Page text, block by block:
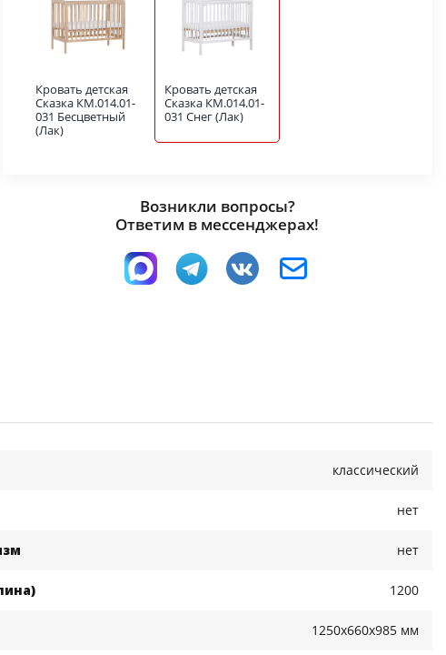
Кровать детская
Сказка КМ.014.01-
031 Бесцветный
(Лак)
Кровать детская
Сказка КМ.014.01-
031 Снег (Лак)
Возникли вопросы?
Ответим в мессенджерах!
классический
нет
нет
1200
1250x660x985 мм